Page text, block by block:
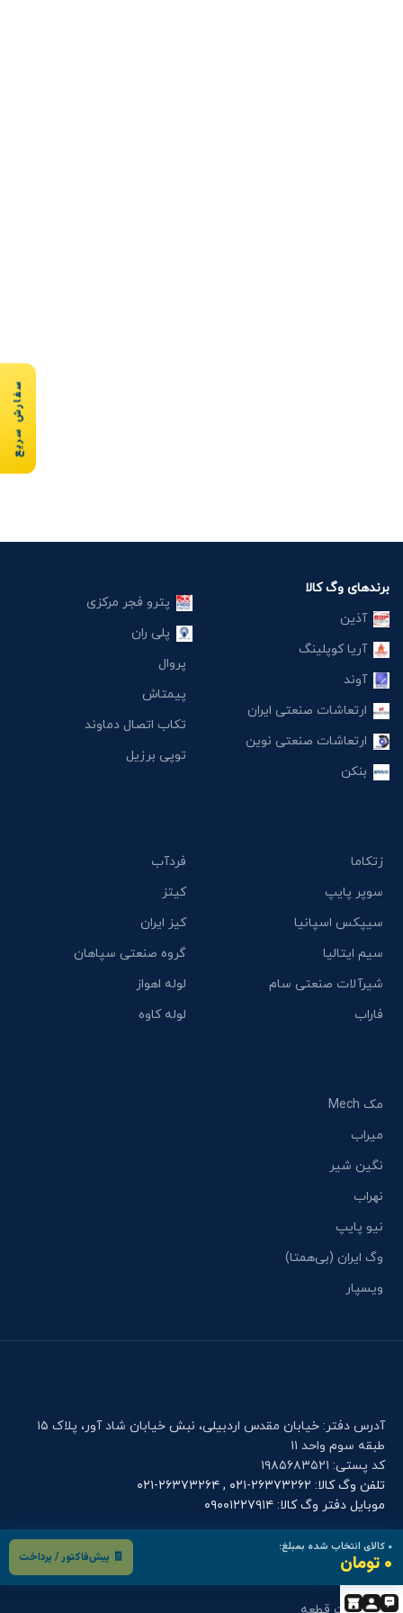
۰ کالای انتخاب شده بمبلغ:
۰ تومان 🧾 پیش‌فاکتور / پرداخت
برندهای وگ کالا
آذین
آریا کوپلینگ
آوند
ارتعاشات صنعتی ایران
ارتعاشات صنعتی نوین
بنکن
پترو فجر مرکزی
پلی ران
پروال
پیمتاش
تکاب اتصال دماوند
توپی برزیل
زتکاما
سوپر پایپ
سیپکس اسپانیا
سیم ایتالیا
شیرآلات صنعتی سام
فاراب
فردآب
کیتز
کیز ایران
گروه صنعتی سپاهان
لوله اهواز
لوله کاوه
مک Mech
میراب
نگین شیر
نهراب
نیو پایپ
وگ ایران (بی‌همتا)
ویسپار
آدرس دفتر: خیابان مقدس اردبیلی، نبش خیابان شاد آور، پلاک ۱۵
طبقه سوم واحد ۱۱
کد پستی: ۱۹۸۵۶۸۳۵۲۱
تلفن وگ کالا: ۲۶۳۷۳۲۶۲-۰۲۱ , ۲۶۳۷۳۲۶۴-۰۲۱
موبایل دفتر وگ کالا: ۰۹۰۰۱۲۲۷۹۱۴
فرم های کاربری
سفارش سریع